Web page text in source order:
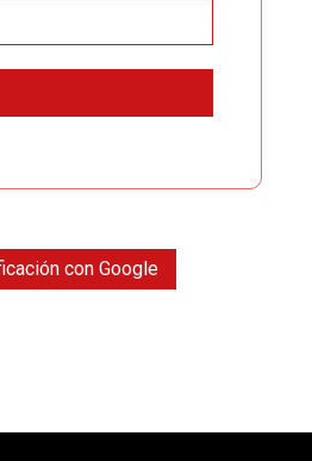
con Google